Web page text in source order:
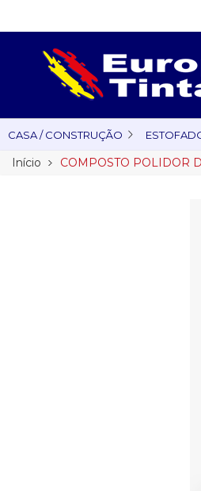
CASA / CONSTRUÇÃO
Início COMPOSTO POLIDOR